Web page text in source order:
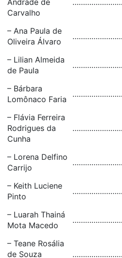
Andrade de
Carvalho
– Ana Paula de
Oliveira Álvaro
– Lilian Almeida
de Paula
– Bárbara
Lomônaco Faria
– Flávia Ferreira
Rodrigues da
Cunha
– Lorena Delfino
Carrijo
– Keith Luciene
Pinto
– Luarah Thainá
Mota Macedo
– Teane Rosália
de Souza